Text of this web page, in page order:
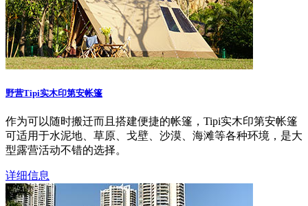
野营Tipi实木印第安帐篷
作为可以随时搬迁而且搭建便捷的帐篷，Tipi实木印第安帐篷
可适用于水泥地、草原、戈壁、沙漠、海滩等各种环境，是大
型露营活动不错的选择。
详细信息